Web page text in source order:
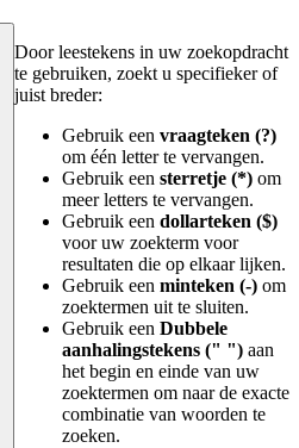
Door leestekens in uw zoekopdracht
te gebruiken, zoekt u specifieker of
juist breder:
Gebruik een vraagteken (?)
om één letter te vervangen.
Gebruik een sterretje (*) om
meer letters te vervangen.
Gebruik een dollarteken ($)
voor uw zoekterm voor
resultaten die op elkaar lijken.
Gebruik een minteken (-) om
zoektermen uit te sluiten.
Gebruik een Dubbele
aanhalingstekens (" ") aan
het begin en einde van uw
zoektermen om naar de exacte
combinatie van woorden te
zoeken.